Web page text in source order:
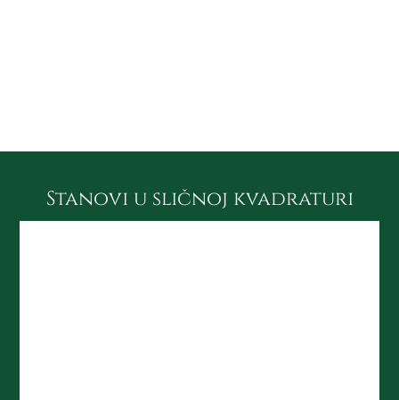
Stanovi u sličnoj kvadraturi